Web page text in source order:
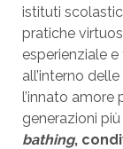
istituti
pratiche
esperienziale
all’interno
l’innato amore
generazioni
bathing,